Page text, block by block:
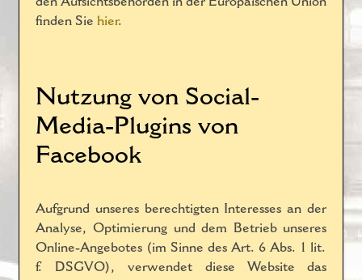
finden Sie hier.
Nutzung von Social-
Media-Plugins von
Facebook
Aufgrund unseres berechtigten Interesses an der
Analyse, Optimierung und dem Betrieb unseres
Online-Angebotes (im Sinne des Art. 6 Abs. 1 lit.
f. DSGVO), verwendet diese Website das